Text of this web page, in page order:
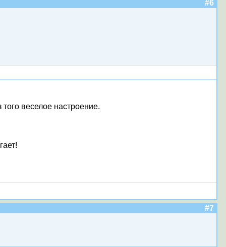
#6
веселое настроение.
#7